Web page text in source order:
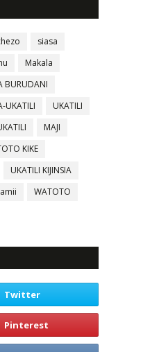
siasa
Makala
BURUDANI
UKATILI
UKATILI
MAJI
KIKE
UKATILI KIJINSIA
WATOTO